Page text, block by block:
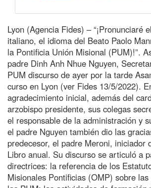
Lyon (Agencia Fides) – “¡Pronunciaré
italiano, el idioma del Beato Paolo
la Pontificia Unión Misional (PUM)!”.
padre Dinh Anh Nhue Nguyen,
PUM discurso de ayer por la tarde
curso en Lyon (ver Fides 13/5/2022).
agradecimiento inicial, además del
arzobispo presidente, sus colegas
el responsable de la administración y
el padre Nguyen también dio las
predecesor, el padre Meroni, iniciador
Libro anual. Su discurso se articuló a
directrices: la referencia de los
Misionales Pontificias (OMP) sobre